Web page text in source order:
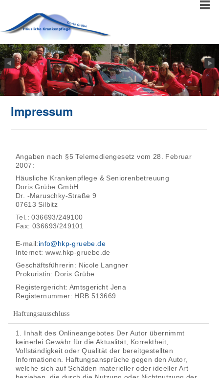
Impressum
Angaben nach §5 Telemediengesetz vom 28. Februar
2007:
Häusliche Krankenpflege & Seniorenbetreuung
Doris Grübe GmbH
Dr. -Maruschky-Straße 9
07613 Silbitz
Tel.: 036693/249100
Fax: 036693/249101
E-mail:info@hkp-gruebe.de
Internet: www.hkp-gruebe.de
Geschäftsführerin: Nicole Langner
Prokuristin: Doris Grübe
Registergericht: Amtsgericht Jena
Registernummer: HRB 513669
Haftungsausschluss
1. Inhalt des Onlineangebotes Der Autor übernimmt
keinerlei Gewähr für die Aktualität, Korrektheit,
Vollständigkeit oder Qualität der bereitgestellten
Informationen. Haftungsansprüche gegen den Autor,
welche sich auf Schäden materieller oder ideeller Art